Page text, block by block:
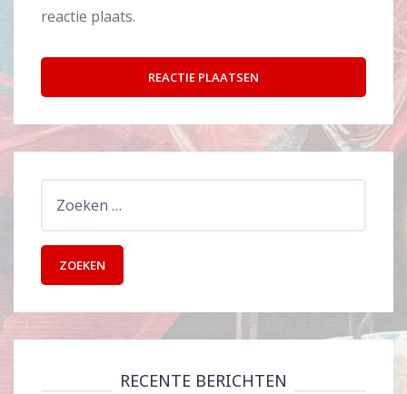
reactie plaats.
RECENTE BERICHTEN